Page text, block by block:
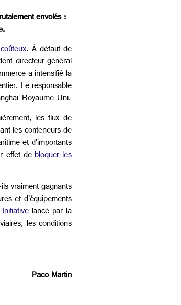
envolés :
. À défaut de
directeur général
a intensifié la
Le responsable
Royaume-Uni.
les flux de
les conteneurs de
et d’importants
effet debloquer les
vraiment gagnants
et d'équipements
lancé par la
les conditions
Paco Martin